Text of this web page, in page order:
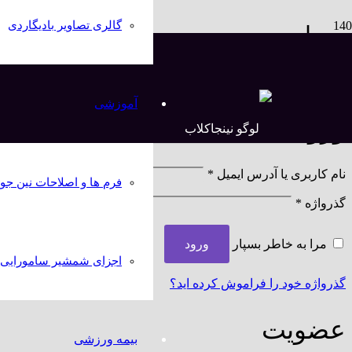
گالری تصاویر بادیگاردی
آموزشی
فرم ها و اصلاحات نین
اجزای شمشیر سامورایی
بیمه ورزشی
حساب من
نام کاربری یا آدرس ایمیل *
گذرواژه *
مرا به خاطر بسپار ورود
گذرواژه خود را فراموش کرده اید؟
عضویت